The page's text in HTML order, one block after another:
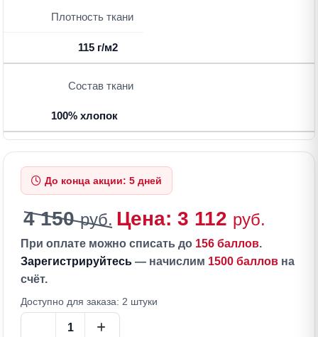
Плотность ткани
115 г/м2
Состав ткани
100% хлопок
До конца акции: 5 дней
4 150руб. Цена: 3 112 руб.
При оплате можно списать до 156 баллов.
Зарегистрируйтесь — начислим 1500 баллов на
счёт.
Доступно для заказа: 2 штуки